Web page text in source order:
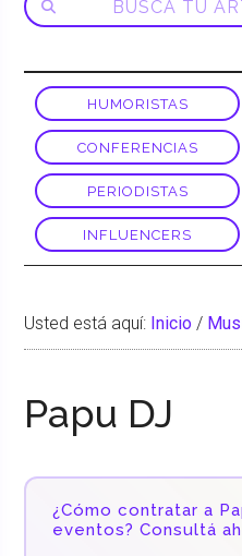
HUMORISTAS
CONFERENCIAS
PERIODISTAS
INFLUENCERS
Usted está aquí: Inicio /
Papu DJ
¿Cómo contratar a
eventos? Consultá